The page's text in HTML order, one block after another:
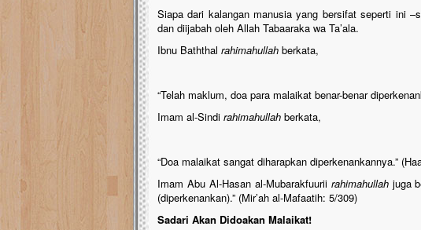
Siapa dari kalangan manusia yang bersifat seperti ini
dan diijabah oleh Allah Tabaaraka wa Ta’ala.
Ibnu Baththal rahimahullah berkata,
“Telah maklum, doa para malaikat benar-benar
Imam al-Sindi rahimahullah berkata,
“Doa malaikat sangat diharapkan diperkenankannya.”
Imam Abu Al-Hasan al-Mubarakfuurii rahimahullahjuga
(diperkenankan).” (Mir’ah al-Mafaatih: 5/309)
Sadari Akan Didoakan Malaikat!